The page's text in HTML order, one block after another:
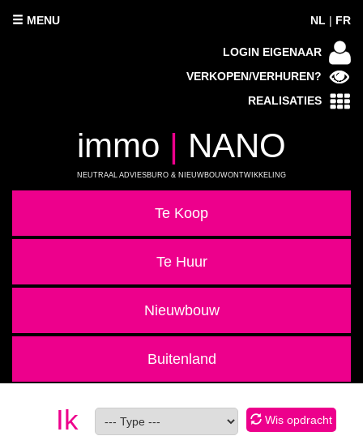
MENU NL | FR
LOGIN EIGENAAR
VERKOPEN/VERHUREN?
REALISATIES
immo | NANO
NEUTRAAL ADVIESBURO & NIEUWBOUWONTWIKKELING
Te Koop
Te Huur
Nieuwbouw
Buitenland
Ik
Wis opdracht